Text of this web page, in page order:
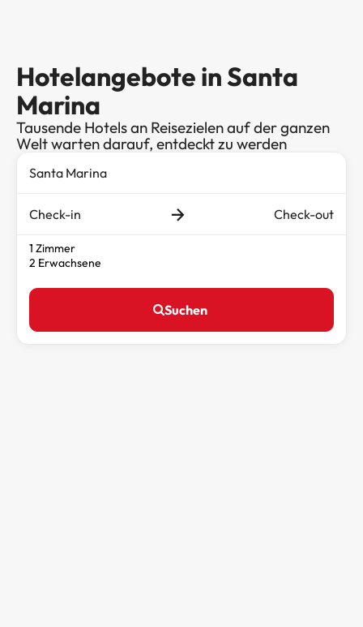
Hotelangebote in Santa
Marina
Tausende Hotels an Reisezielen auf der ganzen
Welt warten darauf, entdeckt zu werden
Check-in Check-out
1 Zimmer
2 Erwachsene
Suchen